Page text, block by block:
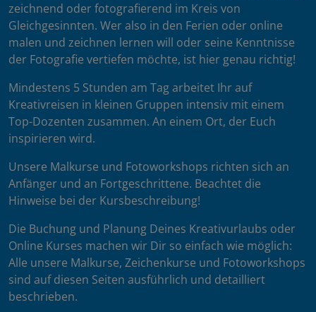
zeichnend oder fotografierend im Kreis von
Gleichgesinnten. Wer also in den Ferien oder online
malen und zeichnen lernen will oder seine Kenntnisse
der Fotografie vertiefen möchte, ist hier genau richtig!
Mindestens 5 Stunden am Tag arbeitet Ihr auf
Kreativreisen in kleinen Gruppen intensiv mit einem
Top-Dozenten zusammen. An einem Ort, der Euch
inspirieren wird.
Unsere Malkurse und Fotoworkshops richten sich an
Anfänger und an Fortgeschrittene. Beachtet die
Hinweise bei der Kursbeschreibung!
Die Buchung und Planung Deines Kreativurlaubs oder
Online Kurses machen wir Dir so einfach wie möglich:
Alle unsere Malkurse, Zeichenkurse und Fotoworkshops
sind auf diesen Seiten ausführlich und detailliert
beschrieben.